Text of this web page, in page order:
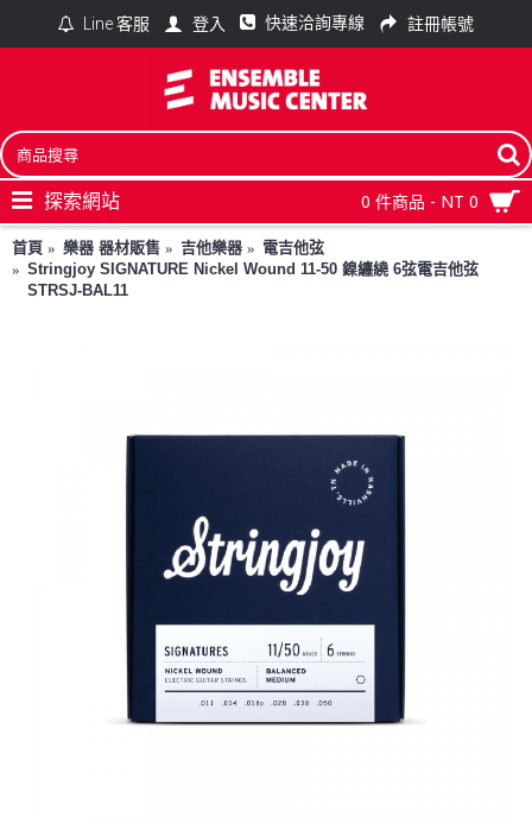
Line 客服 登入 快速洽詢專線 註冊帳號
0 件商品 - NT 0
探索網站
首頁 樂器 器材販售 吉他樂器
電吉他弦
Stringjoy SIGNATURE Nickel Wound 11-50 鎳纏繞 6弦電吉他弦
STRSJ-BAL11